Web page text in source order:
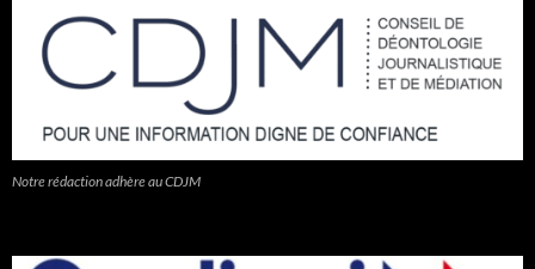
Notre rédaction adhère au CDJM